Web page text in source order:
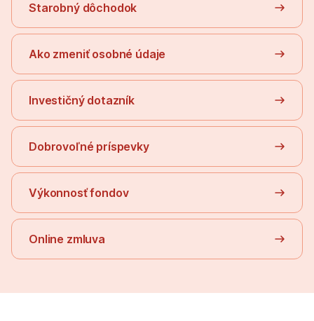
Starobný dôchodok
Ako zmeniť osobné údaje
Investičný dotazník
Dobrovoľné príspevky
Výkonnosť fondov
Online zmluva